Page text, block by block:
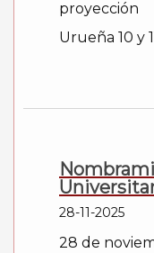
proyección
Urueña 10 y
28-11-2025
28 de